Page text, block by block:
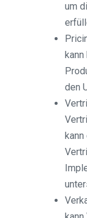
um
den
kann